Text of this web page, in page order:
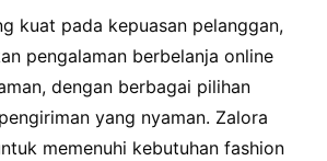
kuat pada kepuasan pelanggan,
pengalaman berbelanja online
dengan berbagai pilihan
yang nyaman. Zalora
memenuhi kebutuhan fashion